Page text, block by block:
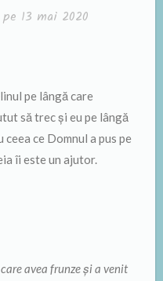
13 mai 2020
pe lângă care
să trec și eu pe lângă
ceea ce Domnul a pus pe
îi este un ajutor.
avea frunze și a venit